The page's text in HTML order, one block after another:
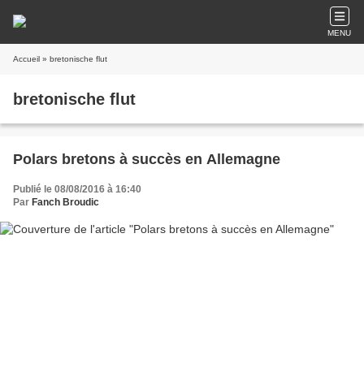
MENU
Accueil » bretonische flut
bretonische flut
Polars bretons à succès en Allemagne
Publié le 08/08/2016 à 16:40
Par Fanch Broudic